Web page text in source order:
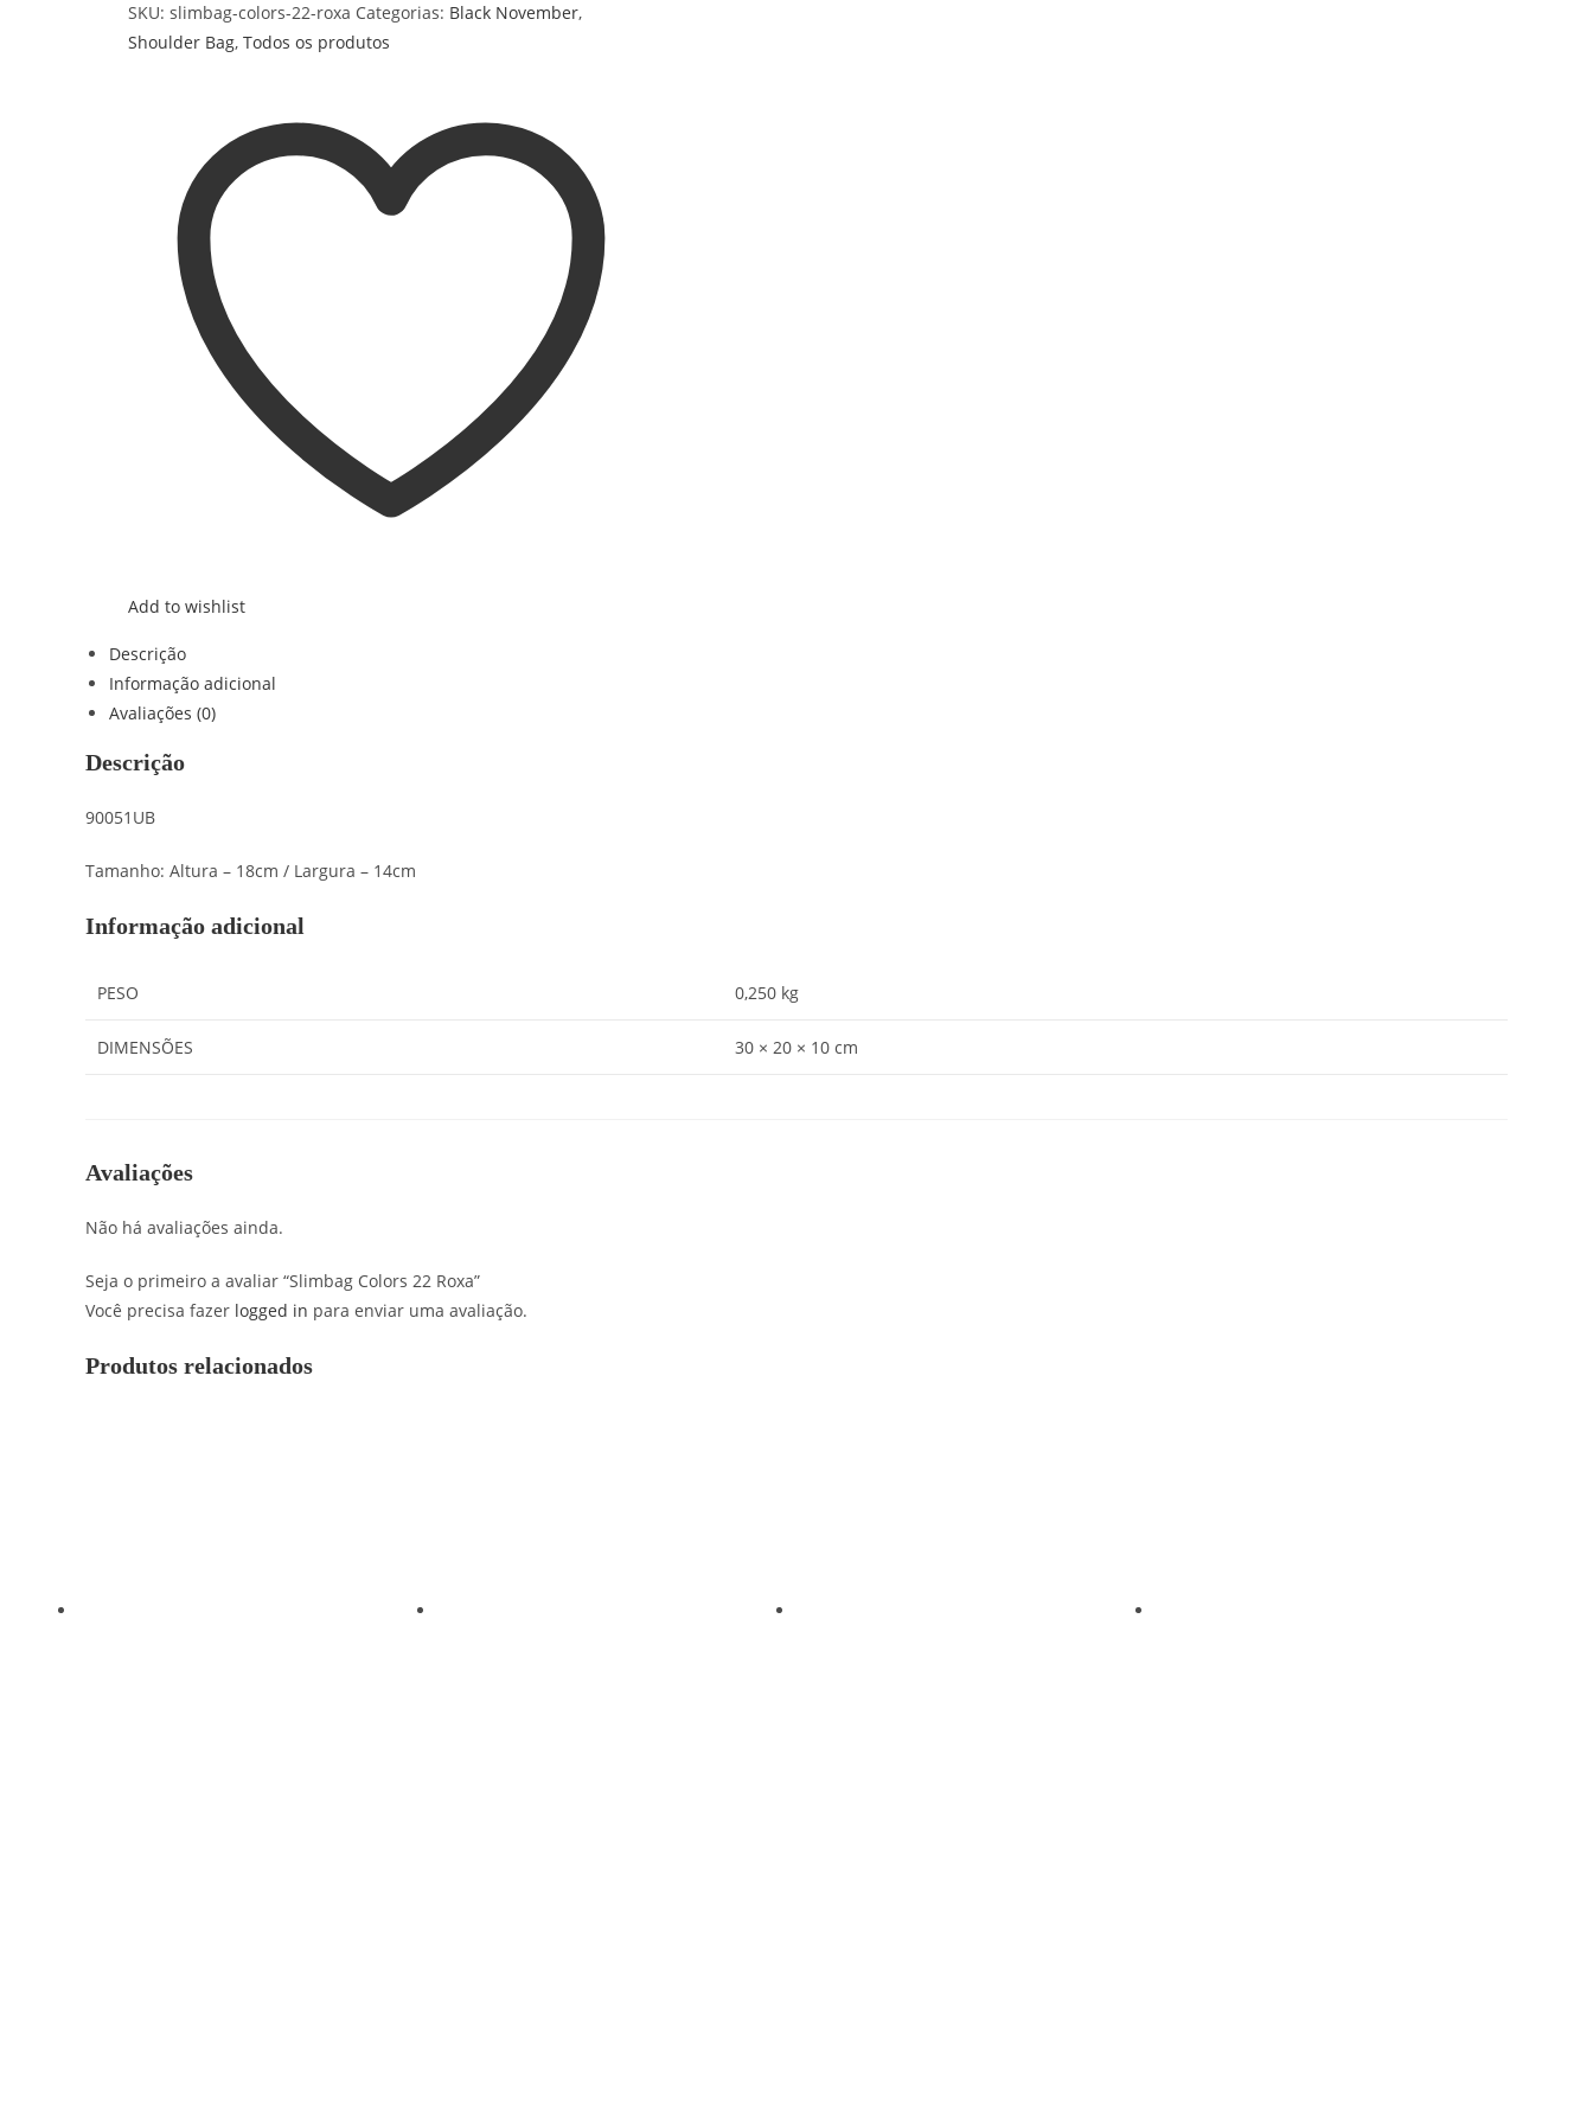
SKU: slimbag-colors-22-roxa Categorias: Black November,
Shoulder Bag, Todos os produtos
Add to wishlist
Descrição
Informação adicional
Avaliações (0)
Descrição
90051UB
Tamanho: Altura – 18cm / Largura – 14cm
Informação adicional
PESO 0,250 kg
DIMENSÕES 30 × 20 × 10 cm
Avaliações
Não há avaliações ainda.
Seja o primeiro a avaliar “Slimbag Colors 22 Roxa”
Você precisa fazer logged in para enviar uma avaliação.
Produtos relacionados